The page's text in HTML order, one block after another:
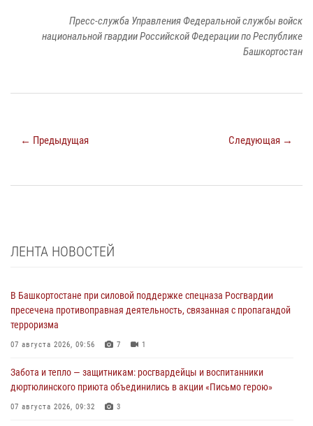
Пресс-служба Управления Федеральной службы войск
национальной гвардии Российской Федерации по Республике
Башкортостан
← Предыдущая Следующая →
ЛЕНТА НОВОСТЕЙ
В Башкортостане при силовой поддержке спецназа Росгвардии
пресечена противоправная деятельность, связанная с пропагандой
терроризма
07 августа 2026, 09:56 7 1
Забота и тепло — защитникам: росгвардейцы и воспитанники
дюртюлинского приюта объединились в акции «Письмо герою»
07 августа 2026, 09:32 3